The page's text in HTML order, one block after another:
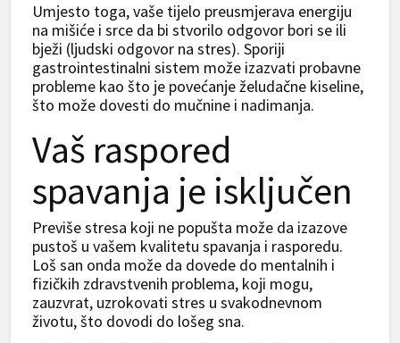
Umjesto toga, vaše tijelo preusmjerava energiju
na mišiće i srce da bi stvorilo odgovor bori se ili
bježi (ljudski odgovor na stres). Sporiji
gastrointestinalni sistem može izazvati probavne
probleme kao što je povećanje želudačne kiseline,
što može dovesti do mučnine i nadimanja.
Vaš raspored
spavanja je isključen
Previše stresa koji ne popušta može da izazove
pustoš u vašem kvalitetu spavanja i rasporedu.
Loš san onda može da dovede do mentalnih i
fizičkih zdravstvenih problema, koji mogu,
zauzvrat, uzrokovati stres u svakodnevnom
životu, što dovodi do lošeg sna.